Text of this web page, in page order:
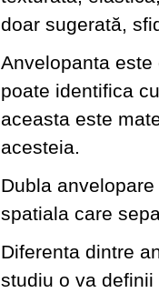
doar sugerată,
Anvelopanta
poate identifica
aceasta este
acesteia.
Dubla
spatiala care
Diferenta dintre
studiu o va